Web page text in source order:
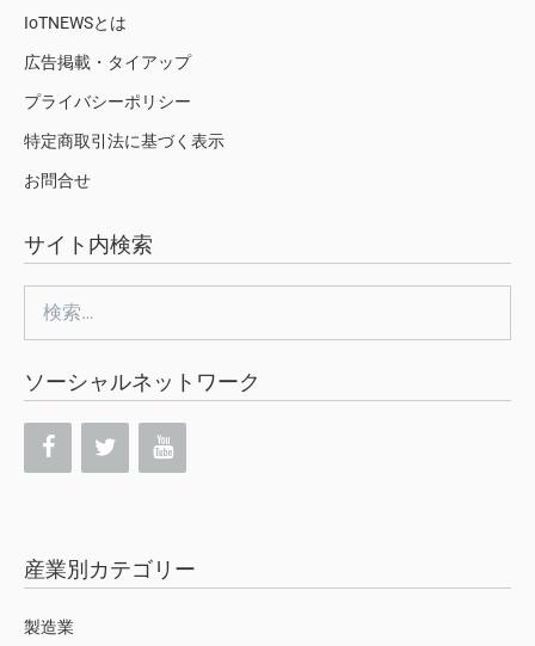
IoTNEWSとは
広告掲載・タイアップ
プライバシーポリシー
特定商取引法に基づく表示
お問合せ
サイト内検索
索:
ソーシャルネットワーク
産業別カテゴリー
製造業